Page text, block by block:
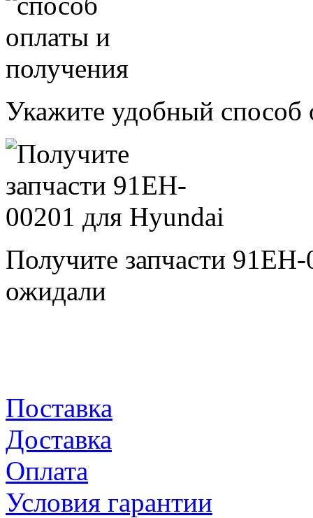
Укажите удобный способ
Получите запчасти
ожидали
Поставка
Доставка
Оплата
Условия гарантии